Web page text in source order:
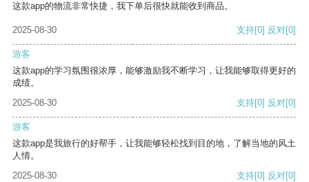
这款app的物流非常快捷，我下单后很快就能收到商品。
2025-08-30 支持[0] 反对[0]
游客
这款app的学习氛围很浓厚，能够激励我不断学习，让我能够取得更好的
成绩。
2025-08-30
支持[0] 反对[0]
游客
这款app是我旅行的好帮手，让我能够轻松找到目的地，了解当地的风土
人情。
2025-08-30
支持[0] 反对[0]